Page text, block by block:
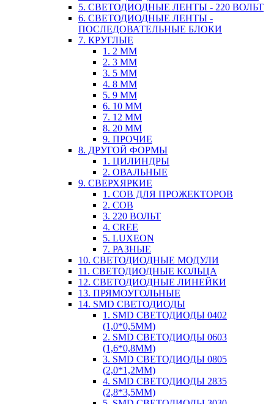
5. СВЕТОДИОДНЫЕ ЛЕНТЫ - 220 ВОЛЬТ
6. СВЕТОДИОДНЫЕ ЛЕНТЫ -
ПОСЛЕДОВАТЕЛЬНЫЕ БЛОКИ
7. КРУГЛЫЕ
1. 2 ММ
2. 3 ММ
3. 5 ММ
4. 8 ММ
5. 9 ММ
6. 10 ММ
7. 12 ММ
8. 20 ММ
9. ПРОЧИЕ
8. ДРУГОЙ ФОРМЫ
1. ЦИЛИНДРЫ
2. ОВАЛЬНЫЕ
9. СВЕРХЯРКИЕ
1. COB ДЛЯ ПРОЖЕКТОРОВ
2. COB
3. 220 ВОЛЬТ
4. CREE
5. LUXEON
7. РАЗНЫЕ
10. СВЕТОДИОДНЫЕ МОДУЛИ
11. СВЕТОДИОДНЫЕ КОЛЬЦА
12. СВЕТОДИОДНЫЕ ЛИНЕЙКИ
13. ПРЯМОУГОЛЬНЫЕ
14. SMD СВЕТОДИОДЫ
1. SMD СВЕТОДИОДЫ 0402
(1,0*0,5ММ)
2. SMD СВЕТОДИОДЫ 0603
(1,6*0,8ММ)
3. SMD СВЕТОДИОДЫ 0805
(2,0*1,2ММ)
4. SMD СВЕТОДИОДЫ 2835
(2,8*3,5ММ)